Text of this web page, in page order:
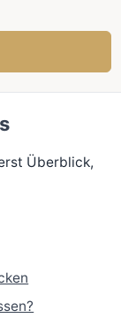
Überblick,